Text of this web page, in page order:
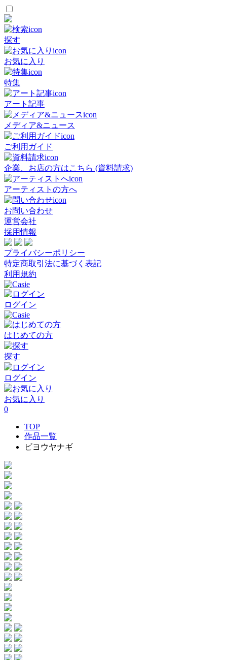
探す
お気に入り
特集
アート記事
メディア&ニュース
ご利用ガイド
企業、お店の方はこちら (資料請求)
アーティストの方へ
お問い合わせ
運営会社
採用情報
プライバシーポリシー
特定商取引法に基づく表記
利用規約
ログイン
はじめての方
探す
ログイン
お気に入り
0
TOP
作品一覧
ビヨウヤナギ